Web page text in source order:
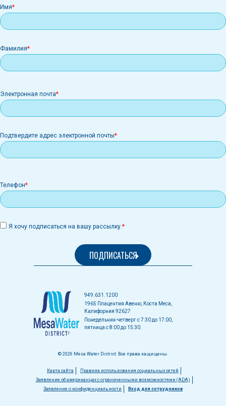
Имя
Фамилия
Электронная
почта
Электронная почта
Подтвердите адрес электронной почты
Телефон
Я хочу подписаться на вашу рассылку.
949.631.1200
1965 Плацентия Авеню, Коста Меса,
Калифорния 92627
Понедельник-четверг с 7:30 до 17:00,
пятница с 8:00 до 15:30.
© 2026 Mesa Water District. Все права защищены.
МенюКарта сайта
Правила использования социальных сетей
Заявление об американцах с ограниченными возможностями (ADA)
Заявление о конфиденциальности
Вход для сотрудников